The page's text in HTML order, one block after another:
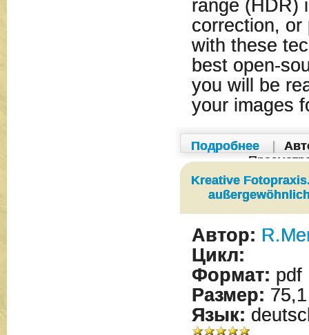
range (HDR)
correction, or
with these
best open-
you will be
your images
Подробнее
Kreative
Автор:
Цикл:
Формат: pdf
Размер:
Язык: